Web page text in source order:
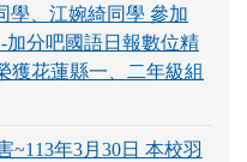
學、江婉綺同學 參加
加分吧國語日報數位精
獲花蓮縣一、二年級組
~113年3月30日 本校羽